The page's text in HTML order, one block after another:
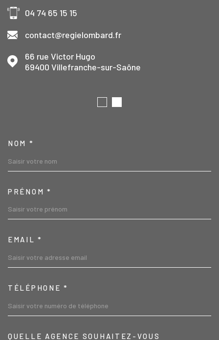
04 74 65 15 15
contact@regielombard.fr
66 rue Victor Hugo
69400
Villefranche-sur-Saône
NOM *
PRÉNOM *
EMAIL *
TÉLÉPHONE *
QUELLE AGENCE SOUHAITEZ-VOUS